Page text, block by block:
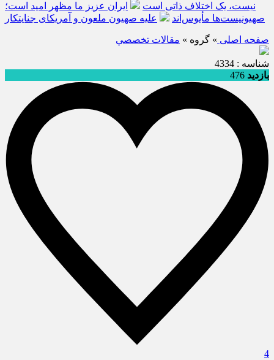
نیست، یک اختلاف ذاتی است
ایران عزیز ما مظهر امید است؛
صهیونیست‌ها مأیوس‌اند
علیه صهیون ملعون و آمریکای جنایتکار
صفحه اصلی » گروه » مقالات تخصصي
شناسه : 4334
بازدید 476
4